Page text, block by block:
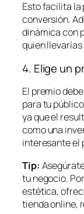
Esto facilita la
conversión.
dinámica con
quien
4. Elige un
El premio
para tu
ya que el
como una
interesante el
Tip:
tu negocio.
estética,
tienda online,